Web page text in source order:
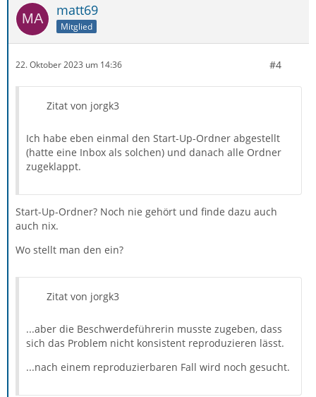
matt69
Mitglied
22. Oktober 2023 um 14:36 #4
Zitat von jorgk3
Ich habe eben einmal den Start-Up-Ordner abgestellt
(hatte eine Inbox als solchen) und danach alle Ordner
zugeklappt.
Start-Up-Ordner? Noch nie gehört und finde dazu auch
auch nix.
Wo stellt man den ein?
Zitat von jorgk3
...aber die Beschwerdeführerin musste zugeben, dass
sich das Problem nicht konsistent reproduzieren lässt.
...nach einem reproduzierbaren Fall wird noch gesucht.